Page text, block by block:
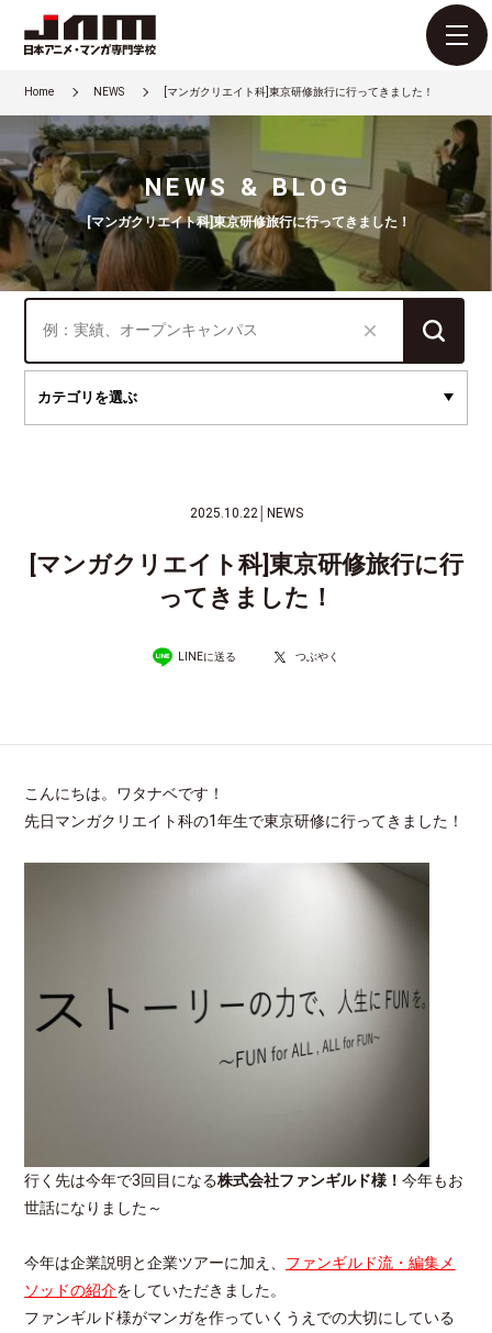
Home NEWS [マンガクリエイト科]東京研修旅行に行ってきました！
NEWS & BLOG
[マンガクリエイト科]東京研修旅行に行ってきました！
2025.10.22 NEWS
[マンガクリエイト科]東京研修旅行に行
ってきました！
LINEに送る つぶやく
こんにちは。ワタナベです！
先日マンガクリエイト科の1年生で東京研修に行ってきました！
行く先は今年で3回目になる株式会社ファンギルド様！今年もお
世話になりました～
今年は企業説明と企業ツアーに加え、 ファンギルド流・編集メ
ソッドの紹介をしていただきました。
ファンギルド様がマンガを作っていくうえでの大切にしている